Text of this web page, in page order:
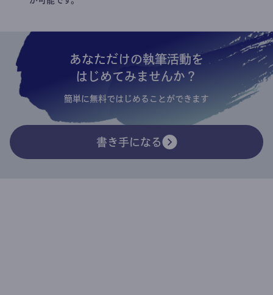
あなただけの執筆活動を
はじめてみませんか？
簡単に無料ではじめることができます
書き手になる